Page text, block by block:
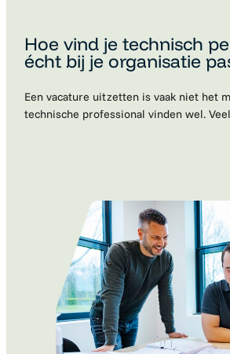
Hoe vind je technisch
écht bij je organisatie
Een vacature uitzetten is vaak niet het
technische professional vinden wel.
dat kandidaten schaars zijn, sollicitaties
een nieuwe collega uiteindelijk toch niet
binnen het team. Dat is begrijpelijk.
Motivatie, ambities…